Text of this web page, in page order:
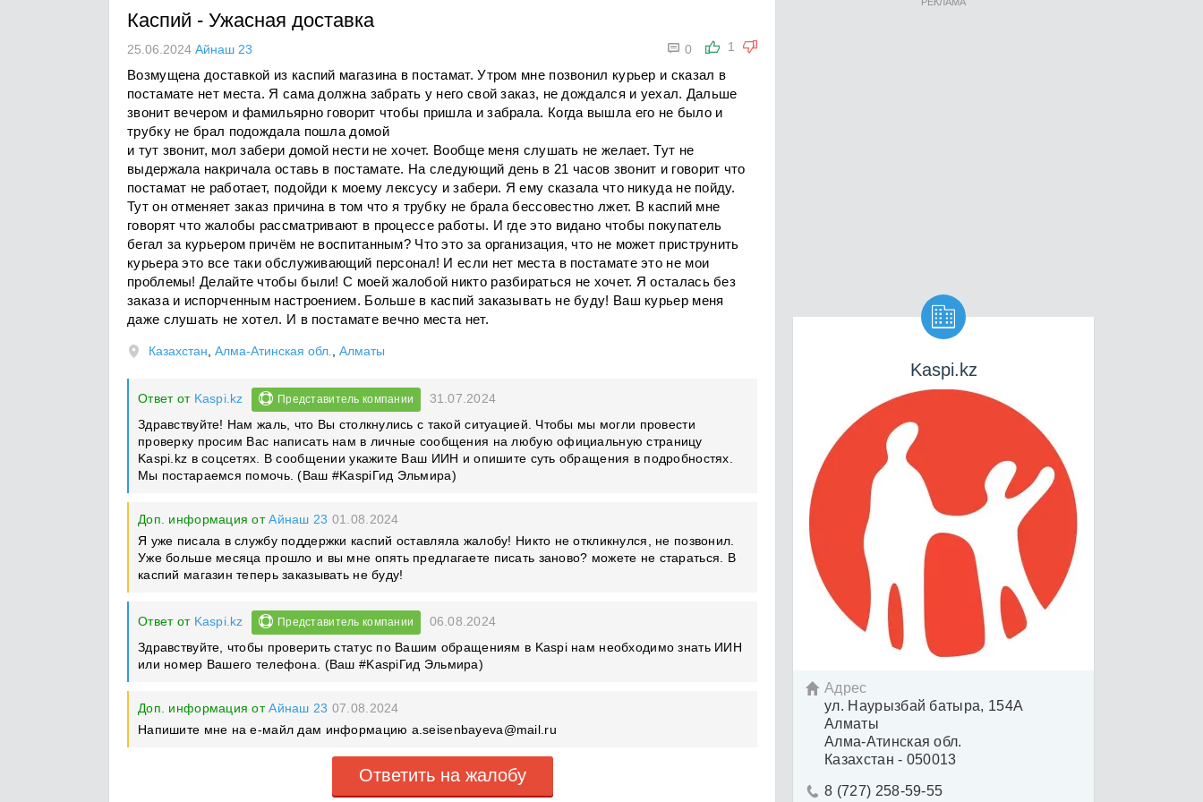
Каспий - Ужасная доставка
1
 0
25.06.2024 Айнаш 23
Возмущена доставкой из каспий магазина в постамат. Утром мне позвонил курьер и сказал в
постамате нет места. Я сама должна забрать у него свой заказ, не дождался и уехал. Дальше
звонит вечером и фамильярно говорит чтобы пришла и забрала. Когда вышла его не было и
трубку не брал подождала пошла домой
и тут звонит, мол забери домой нести не хочет. Вообще меня слушать не желает. Тут не
выдержала накричала оставь в постамате. На следующий день в 21 часов звонит и говорит что
постамат не работает, подойди к моему лексусу и забери. Я ему сказала что никуда не пойду.
Тут он отменяет заказ причина в том что я трубку не брала бессовестно лжет. В каспий мне
говорят что жалобы рассматривают в процессе работы. И где это видано чтобы покупатель
бегал за курьером причём не воспитанным? Что это за организация, что не может приструнить
курьера это все таки обслуживающий персонал! И если нет места в постамате это не мои
проблемы! Делайте чтобы были! С моей жалобой никто разбираться не хочет. Я осталась без
заказа и испорченным настроением. Больше в каспий заказывать не буду! Ваш курьер меня
даже слушать не хотел. И в постамате вечно места нет.
Казахстан Алма-Атинская обл. Алматы
Ответ от Kaspi.kz Представитель компании
31.07.2024
Здравствуйте! Нам жаль, что Вы столкнулись с такой ситуацией. Чтобы мы могли провести
проверку просим Вас написать нам в личные сообщения на любую официальную страницу
Kaspi.kz в соцсетях. В сообщении укажите Ваш ИИН и опишите суть обращения в подробностях.
Мы постараемся помочь. (Ваш #KaspiГид Эльмира)
Доп. информация отАйнаш 23 01.08.2024
Я уже писала в службу поддержки каспий оставляла жалобу! Никто не откликнулся, не позвонил.
Уже больше месяца прошло и вы мне опять предлагаете писать заново? можете не стараться. В
каспий магазин теперь заказывать не буду!
Ответ от Kaspi.kz Представитель компании
06.08.2024
Здравствуйте, чтобы проверить статус по Вашим обращениям в Kaspi нам необходимо знать ИИН
или номер Вашего телефона. (Ваш #KaspiГид Эльмира)
Доп. информация отАйнаш 23 07.08.2024
Напишите мне на е-майл дам информацию a.seisenbayeva@mail.ru
Ответить на жалобу

Kaspi.kz
 Адрес
ул. Наурызбай батыра, 154А
Алматы
Алма-Атинская обл.
Казахстан - 050013
 8 (727) 258-59-55